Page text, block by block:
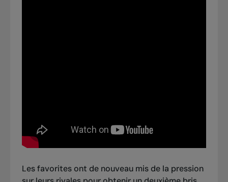
Les favorites ont de nouveau mis de la pression